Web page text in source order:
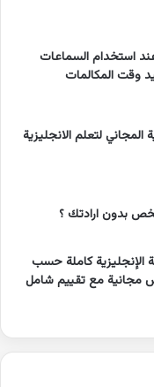
استخدام السماعات
وقت المكالمات
لتعلم الانجليزية
بدون ارادتك ؟
كاملة حسب
مجانية مع تقييم شامل